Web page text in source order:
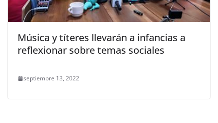
Música y títeres llevarán a infancias a
reflexionar sobre temas sociales
septiembre 13, 2022